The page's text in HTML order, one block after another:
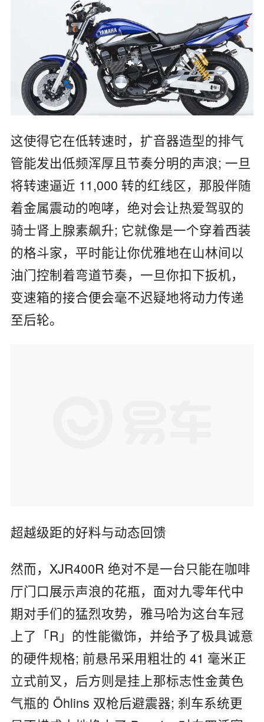
这使得它在低转速时，扩音器造型的排气
管能发出低频浑厚且节奏分明的声浪; 一旦
将转速逼近 11,000 转的红线区，那股伴随
着金属震动的咆哮，绝对会让热爱驾驭的
骑士肾上腺素飙升; 它就像是一个穿着西装
的格斗家，平时能让你优雅地在山林间以
油门控制着弯道节奏，一旦你扣下扳机，
变速箱的接合便会毫不迟疑地将动力传递
至后轮。
超越级距的好料与动态回馈
然而，XJR400R 绝对不是一台只能在咖啡
厅门口展示声浪的花瓶，面对九零年代中
期对手们的猛烈攻势，雅马哈为这台车冠
上了「R」的性能徽饰，并给予了极具诚意
的硬件规格; 前悬吊采用粗壮的 41 毫米正
立式前叉，后方则是挂上那标志性金黄色
气瓶的 Öhlins 双枪后避震器; 刹车系统更